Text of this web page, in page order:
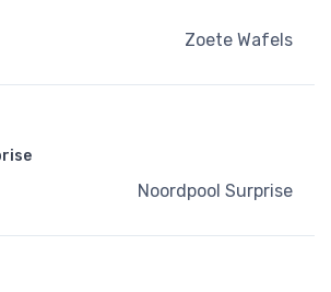
Zoete Wafels
Noordpool Surprise